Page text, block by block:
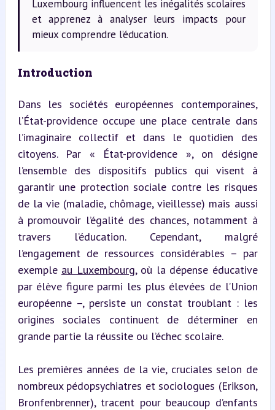
Luxembourg influencent les inégalités scolaires
et apprenez à analyser leurs impacts pour
mieux comprendre l’éducation.
Introduction
Dans les sociétés européennes contemporaines,
l’État-providence occupe une place centrale dans
l’imaginaire collectif et dans le quotidien des
citoyens. Par « État-providence », on désigne
l’ensemble des dispositifs publics qui visent à
garantir une protection sociale contre les risques
de la vie (maladie, chômage, vieillesse) mais aussi
à promouvoir l’égalité des chances, notamment à
travers l’éducation. Cependant, malgré
l’engagement de ressources considérables – par
exemple au Luxembourg, où la dépense éducative
par élève figure parmi les plus élevées de l’Union
européenne –, persiste un constat troublant : les
origines sociales continuent de déterminer en
grande partie la réussite ou l’échec scolaire.
Les premières années de la vie, cruciales selon de
nombreux pédopsychiatres et sociologues (Erikson,
Bronfenbrenner), tracent pour beaucoup d’enfants